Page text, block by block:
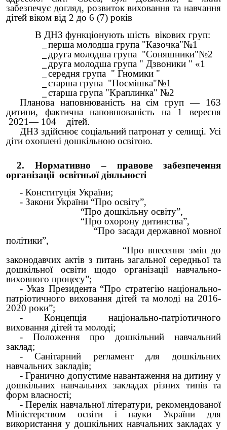
забезпечує догляд, розвиток виховання та навчання
дітей віком від 2 до 6 (7) років
В ДНЗ функціонують шість вікових груп:
перша молодша група "Казочка"№1
друга молодша група "Соняшники"№2
друга молодша група " Дзвоники " «1
середня група " Гномики "
старша група "Посмішка"№1
старша група "Краплинка" №2
Планова наповнюваність на сім груп — 163
дитини, фактична наповнюваність на 1 вересня
2021— 104 дітей.
ДНЗ здійснює соціальний патронат у селищі. Усі
діти охоплені дошкільною освітою.
2. Нормативно – правове забезпечення
організації освітньої діяльності
- Конституція України;
- Закони України “Про освіту”,
“Про дошкільну освіту”,
“Про охорону дитинства”,
“Про засади державної мовної
політики”,
“Про внесення змін до
законодавчих актів з питань загальної середньої та
дошкільної освіти щодо організації навчально-
виховного процесу”;
- Указ Президента “Про стратегію національно-
патріотичного виховання дітей та молоді на 2016-
2020 роки”;
- Концепція національно-патріотичного
виховання дітей та молоді;
- Положення про дошкільний навчальний
заклад;
- Санітарний регламент для дошкільних
навчальних закладів;
- Гранично допустиме навантаження на дитину у
дошкільних навчальних закладах різних типів та
форм власності;
- Перелік навчальної літератури, рекомендованої
Міністерством освіти і науки України для
використання у дошкільних навчальних закладах у